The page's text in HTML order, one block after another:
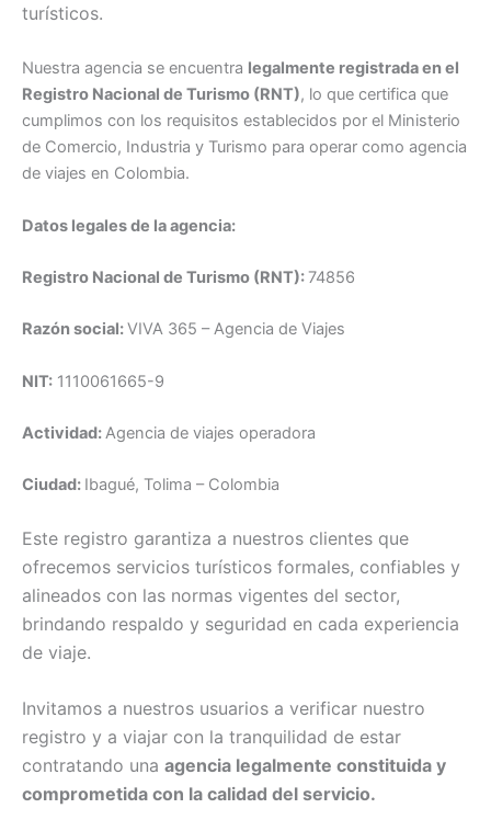
turísticos.
Nuestra agencia se encuentra legalmente registrada en el
Registro Nacional de Turismo (RNT), lo que certifica que
cumplimos con los requisitos establecidos por el Ministerio
de Comercio, Industria y Turismo para operar como agencia
de viajes en Colombia.
Datos legales de la agencia:
Registro Nacional de Turismo (RNT): 74856
Razón social:VIVA 365 – Agencia de Viajes
NIT: 1110061665-9
Actividad:Agencia de viajes operadora
Ciudad: Ibagué, Tolima – Colombia
Este registro garantiza a nuestros clientes que
ofrecemos servicios turísticos formales, confiables y
alineados con las normas vigentes del sector,
brindando respaldo y seguridad en cada experiencia
de viaje.
Invitamos a nuestros usuarios a verificar nuestro
registro y a viajar con la tranquilidad de estar
contratando una agencia legalmente constituida y
comprometida con la calidad del servicio.